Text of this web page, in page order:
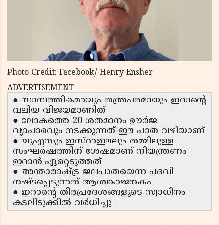
Photo Credit: Facebook/ Henry Ensher
ADVERTISEMENT
● സാമ്പത്തികമായും തന്ത്രപരമായും ഇറാൻ്റെ
വലിയ വിജയമാണിത്
● ലോകത്തെ 20 ശതമാനം ഊർജ
വ്യാപാരവും നടക്കുന്നത് ഈ പാത വഴിയാണ്
● യുഎസും ഇസ്റാഈലും തമ്മിലുള്ള
സംഘർഷത്തിന് ശേഷമാണ് നിയന്ത്രണം
ഇറാൻ ഏറ്റെടുത്തത്
● അന്താരാഷ്ട്ര ജലപാതയെന്ന പദവി
നഷ്ടപ്പെടുന്നത് ആശങ്കാജനകം
● ഇറാൻ്റെ തീരപ്രദേശങ്ങളുടെ സ്വാധീനം
കടലിടുക്കിൽ വർധിച്ചു